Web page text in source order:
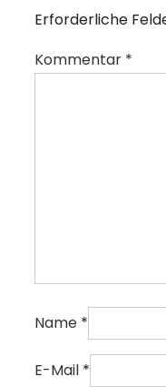
Erforderliche
Kommentar *
Name *
E-Mail *